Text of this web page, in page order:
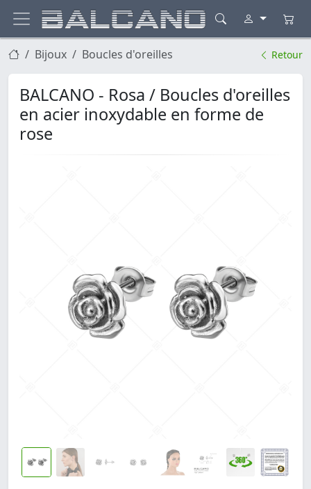
Bijoux Boucles d'oreilles Retour
BALCANO - Rosa / Boucles d'oreilles
en acier inoxydable en forme de
rose